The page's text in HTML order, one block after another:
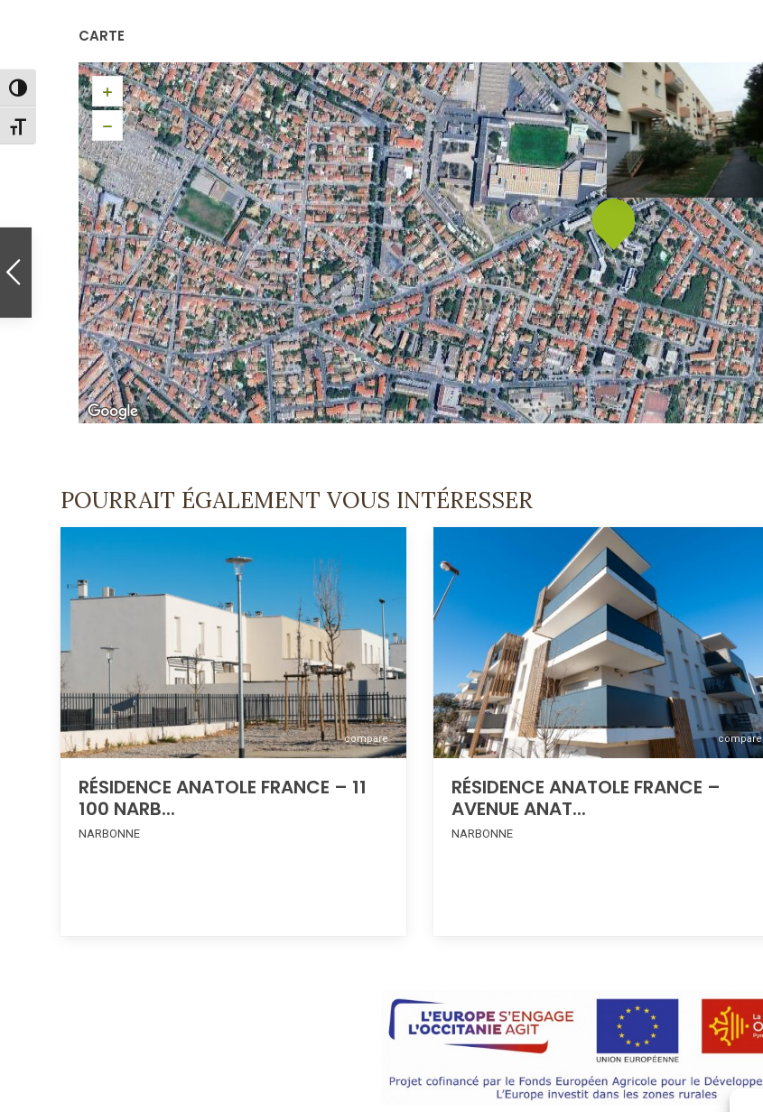
Passer en contraste élevé
Changer la taille de la police
CARTE
POURRAIT ÉGALEMENT VOUS INTÉRESSER
compare
RÉSIDENCE ANATOLE FRANCE – 11
100 NARB...
NARBONNE
compare
RÉSIDENCE ANATOLE FRANCE –
AVENUE ANAT...
NARBONNE